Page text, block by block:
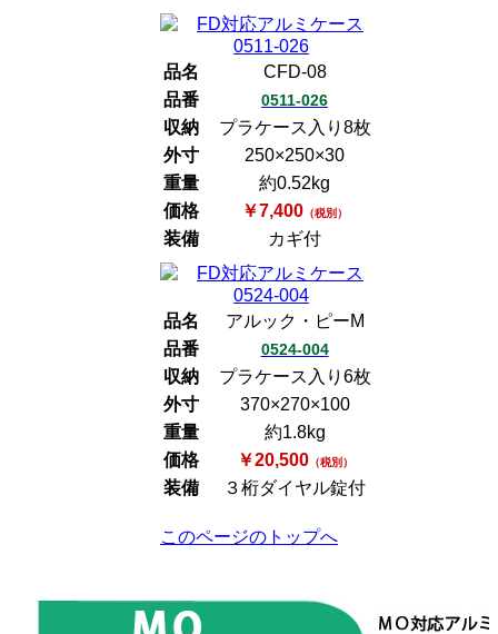
品名
CFD-08
品番
0511-026
収納
プラケース入り8枚
外寸
250×250×30
重量
約0.52kg
価格
￥7,400 （税別）
装備 カギ付
品名
アルック・ピーM
品番
0524-004
収納
プラケース入り6枚
外寸
370×270×100
重量
約1.8kg
価格
￥20,500（税別）
装備 ３桁ダイヤル錠付
このページのトップへ